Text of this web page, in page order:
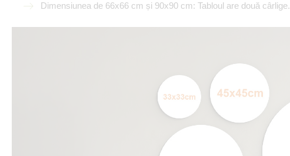
Dimensiunea de 66x66 cm și 90x90 cm: Tabloul are două cârlige.